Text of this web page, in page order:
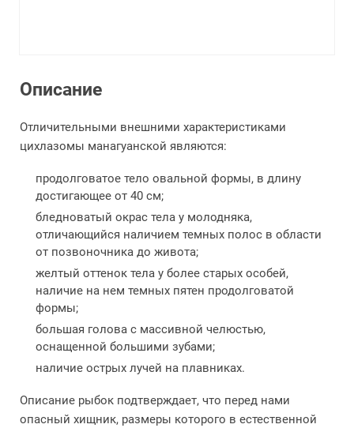
Описание
Отличительными внешними характеристиками
цихлазомы манагуанской являются:
продолговатое тело овальной формы, в длину
достигающее от 40 см;
бледноватый окрас тела у молодняка,
отличающийся наличием темных полос в области
от позвоночника до живота;
желтый оттенок тела у более старых особей,
наличие на нем темных пятен продолговатой
формы;
большая голова с массивной челюстью,
оснащенной большими зубами;
наличие острых лучей на плавниках.
Описание рыбок подтверждает, что перед нами
опасный хищник, размеры которого в естественной